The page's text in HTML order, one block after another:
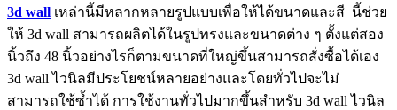
3d wall เหล่านี้มีหลากหลายรูปแบบเพื่อให้ได้ขนาดและสี นี้ช่วย
ให้ 3d wall สามารถผลิตได้ในรูปทรงและขนาดต่าง ๆ ตั้งแต่สอง
นิ้วถึง 48 นิ้วอย่างไรก็ตามขนาดที่ใหญ่ขึ้นสามารถสั่งซื้อได้เอง
3d wall ไวนิลมีประโยชน์หลายอย่างและโดยทั่วไปจะไม่
สามารถใช้ซ้ำได้ การใช้งานทั่วไปมากขึ้นสำหรับ 3d wall ไวนิล